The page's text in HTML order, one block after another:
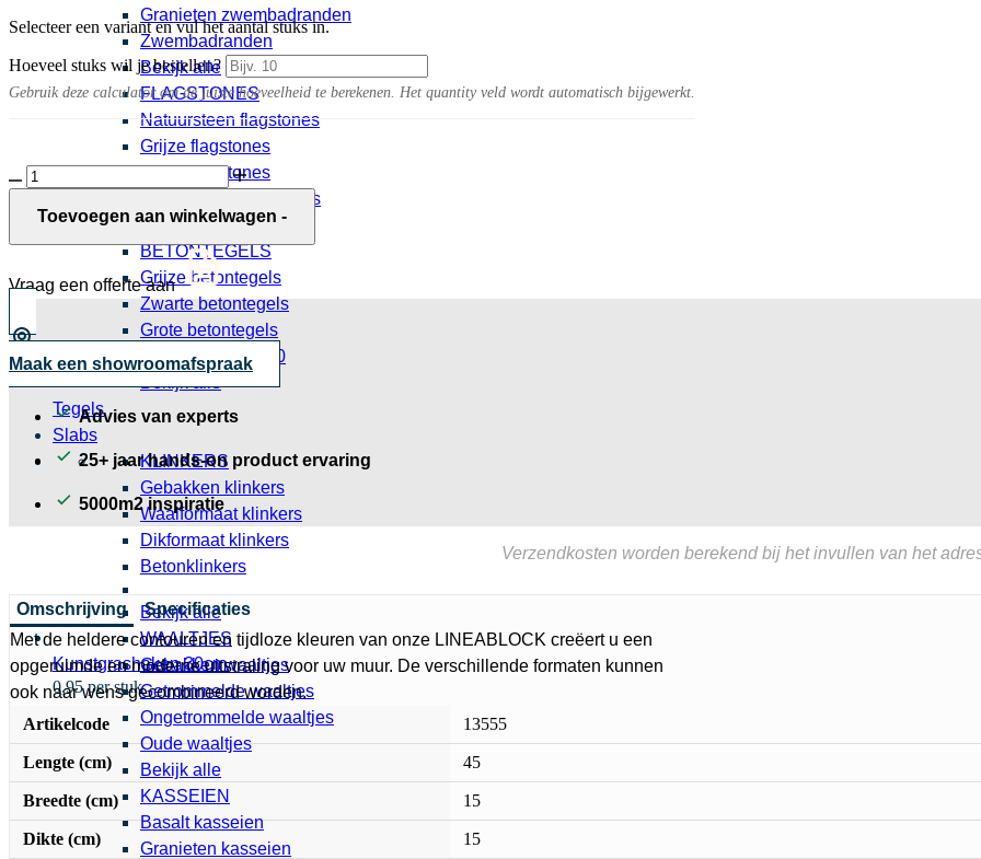
Kunstgrashaken 30cm
0,95 per stuk
Granieten zwembadranden
Zwembadranden
Bekijk alle
FLAGSTONES
Natuursteen flagstones
Grijze flagstones
Beige flagstones
Rood bruine flagstones
Bekijk alle
BETONTEGELS
Grijze betontegels
Zwarte betontegels
Grote betontegels
Betontegels 30x30
Bekijk alle
Tegels
Slabs
KLINKERS
Gebakken klinkers
Waalformaat klinkers
Dikformaat klinkers
Betonklinkers
Bekijk alle
WAALTJES
Gebakken waaltjes
Getrommelde waaltjes
Ongetrommelde waaltjes
Oude waaltjes
Bekijk alle
KASSEIEN
Basalt kasseien
Granieten kasseien
Selecteer een variant en vul het aantal stuks in.
Hoeveel stuks wil je bestellen?
Gebruik deze calculator om de juiste hoeveelheid te berekenen. Het quantity veld wordt automatisch bijgewerkt.
Linea
Block
Black
Toevoegen aan winkelwagen -
Vraag een offerte aan
Maak een showroomafspraak
Advies van experts
25+ jaar hands-on product ervaring
5000m2 inspiratie
Verzendkosten worden berekend bij het invullen van het
Omschrijving
Specificaties
Met de heldere contouren en tijdloze kleuren van onze LINEABLOCK creëert u een
opgeruimde en moderne uitstraling voor uw muur. De verschillende formaten kunnen
ook naar wens gecombineerd worden.
Artikelcode
13555
Lengte (cm) 45
Breedte (cm) 15
Dikte (cm) 15